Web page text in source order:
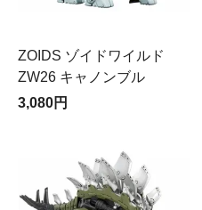
ZOIDS ゾイドワイルド
ZW26 キャノンブル
3,080円